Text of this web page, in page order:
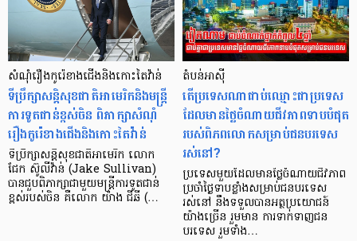
សំណុំរឿងកូរ៉េខាងជើងនិងកោះតៃវ៉ាន់
ទីប្រឹក្សាសន្តិសុខជាតិអាមេរិកនិងមន្ត្រី
ការទូតជាន់ខ្ពស់ចិន ពិភាក្សាសំណុំ
រឿងកូរ៉េខាងជើងនិងកោះតៃវ៉ាន់
ទីប្រឹក្សាសន្តិសុខជាតិអាមេរិក លោក
ជែក ស៊ូលីវ៉ាន់ (Jake Sullivan)
បានជួបពិភាក្សាជាមួយមន្ត្រីការទូតជាន់
ខ្ពស់របស់ចិន គឺលោក យ៉ាង ជីឆី (…
តំបន់អាស៊ី
តើប្រទេសណាជាប់ឈ្មោះជាប្រទេស
ដែលមានថ្លៃចំណាយជីវភាពទាបបំផុត
របស់ពិភពលោកសម្រាប់ជនបរទេស
រស់នៅ?
ប្រទេសមួយដែលមានថ្លៃចំណាយជីវភាព
ប្រចាំថ្ងៃទាបខ្លាំងសម្រាប់ជនបរទេស
រស់នៅ នឹងទទួលបានអត្ថប្រយោជន៍
យ៉ាងច្រើន រួមមាន ការទាក់ទាញជន
បរទេស រួមទាំង…